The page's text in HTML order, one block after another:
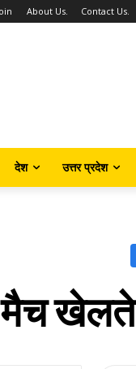
About Us. Contact Us.
देश उत्तर प्रदेश
खेलते